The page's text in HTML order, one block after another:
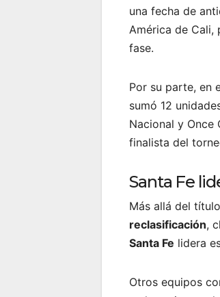
una fecha de
América de Cali,
fase.
Por su parte, en
sumó 12
Nacional y Once
finalista del
Santa Fe
Más allá del
reclasificación,
Santa Fe lidera
Otros equipos